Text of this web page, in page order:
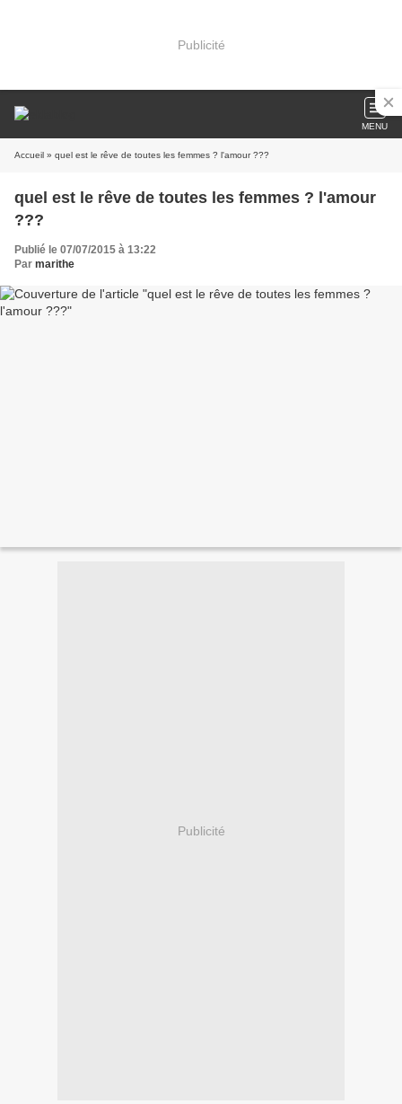
Publicité
MENU
Accueil » quel est le rêve de toutes les femmes ? l'amour ???
quel est le rêve de toutes les femmes ? l'amour
???
Publié le 07/07/2015 à 13:22
Par marithe
Publicité